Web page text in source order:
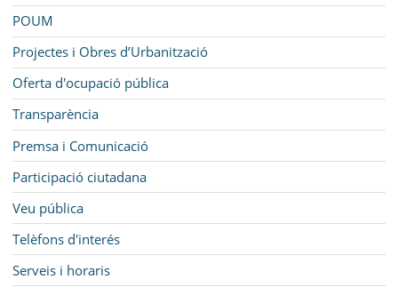
POUM
Projectes i Obres d’Urbanització
Oferta d'ocupació pública
Transparència
Premsa i Comunicació
Participació ciutadana
Veu pública
Telèfons d'interés
Serveis i horaris